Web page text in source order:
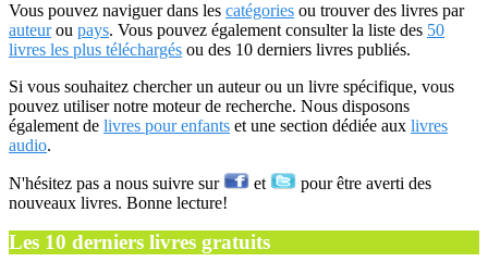
Vous pouvez naviguer dans les catégories ou trouver des livres par
auteurou pays. Vous pouvez également consulter la liste des 50
livres les plus téléchargés ou des 10 derniers livres publiés.
Si vous souhaitez chercher un auteur ou un livre spécifique, vous
pouvez utiliser notre moteur de recherche. Nous disposons
également de livres pour enfants et une section dédiée aux livres
audio.
N'hésitez pas a nous suivre sur et
pour être averti des
nouveaux livres. Bonne lecture!
Les 10 derniers livres gratuits